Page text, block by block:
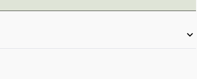
keyboard_arrow_down